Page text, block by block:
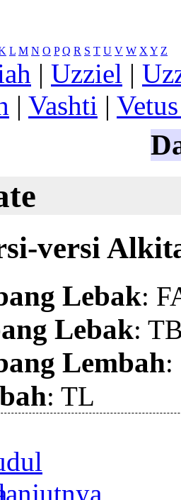
L M N O P Q R S T U V W X Y Z
| Uzziel |
| Vashti |
versi
Lebak:
Lebak:
Lembah:
: TL